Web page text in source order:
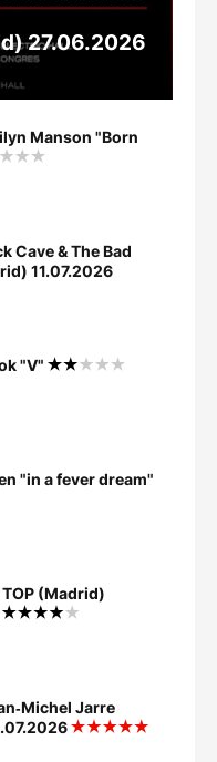
27.06.2026
Manson "Born
Cave & The Bad
11.07.2026
"V"
"in a fever dream"
(Madrid)
Jarre